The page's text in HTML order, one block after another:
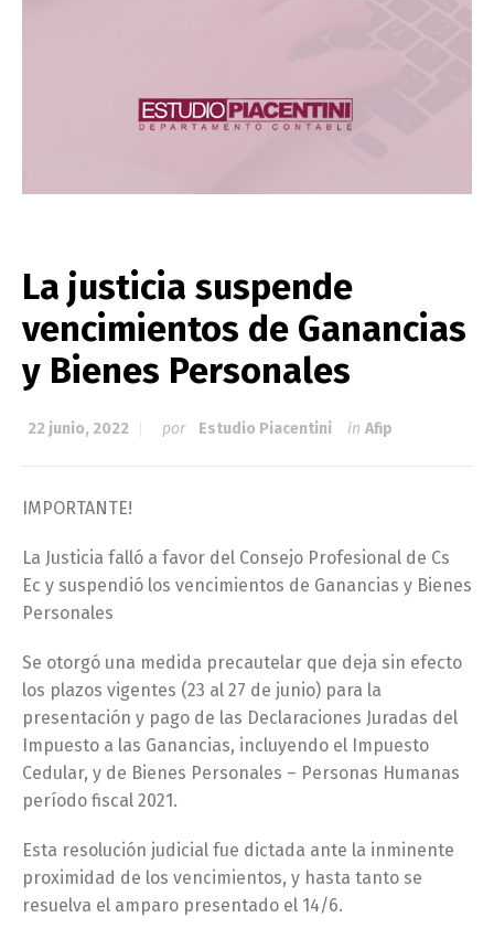
La justicia suspende
vencimientos de Ganancias
y Bienes Personales
22 junio, 2022 por Estudio Piacentini in Afip
IMPORTANTE!
La Justicia falló a favor del Consejo Profesional de Cs
Ec y suspendió los vencimientos de Ganancias y Bienes
Personales
Se otorgó una medida precautelar que deja sin efecto
los plazos vigentes (23 al 27 de junio) para la
presentación y pago de las Declaraciones Juradas del
Impuesto a las Ganancias, incluyendo el Impuesto
Cedular, y de Bienes Personales – Personas Humanas
período fiscal 2021.
Esta resolución judicial fue dictada ante la inminente
proximidad de los vencimientos, y hasta tanto se
resuelva el amparo presentado el 14/6.